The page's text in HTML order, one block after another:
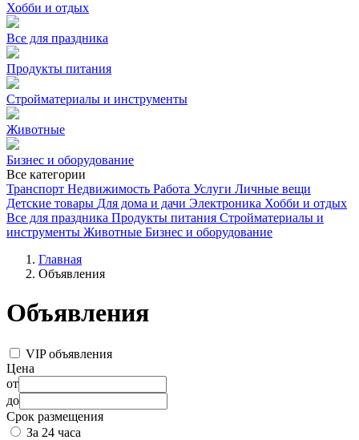
Хобби и отдых
Все для праздника
Продукты питания
Стройматериалы и инструменты
Животные
Бизнес и оборудование
Все категории
Транспорт Недвижимость Работа Услуги Личные вещи
Детские товары Для дома и дачи Электроника Хобби и отдых
Все для праздника Продукты питания Стройматериалы и
инструменты Животные Бизнес и оборудование
Главная
Объявления
Объявления
VIP объявления
Цена
от
до
Срок размещения
За 24 часа